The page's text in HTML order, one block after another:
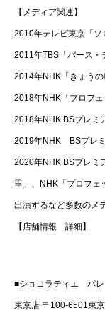
【メディア関連】
2010年テレビ東京「ソ
2011年TBS「バース・
2014年NHK「きょうの
2018年NHK「プロフェ
2018年NHK BSプレミ
2019年NHK BSプレミ
2020年NHK BSプレミ
里」、NHK「プロフ
出演するなど多数のメ
【店舗情報 詳細】
■ショコラティエ パレ
東京店 〒100-6501東